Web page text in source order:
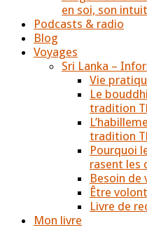
en soi, son
Podcasts & radio
Blog
Voyages
Sri Lanka –
Vie
Le
tradition
tradition
Pourquoi
rasent les
Besoin de
Être
Livre de
Mon livre